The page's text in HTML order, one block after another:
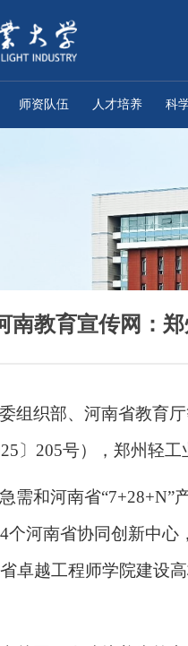
师资队伍 人才培养 科
南教育宣传网：
组织部、河南省教育
〕205号），郑州轻
需和河南省
个河南省协同创新中
卓越工程师学院建设